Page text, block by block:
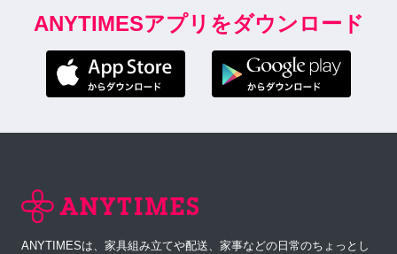
ANYTIMESアプリをダウンロード
ANYTIMESは、家具組み立てや配送、家事などの日常のちょっとし